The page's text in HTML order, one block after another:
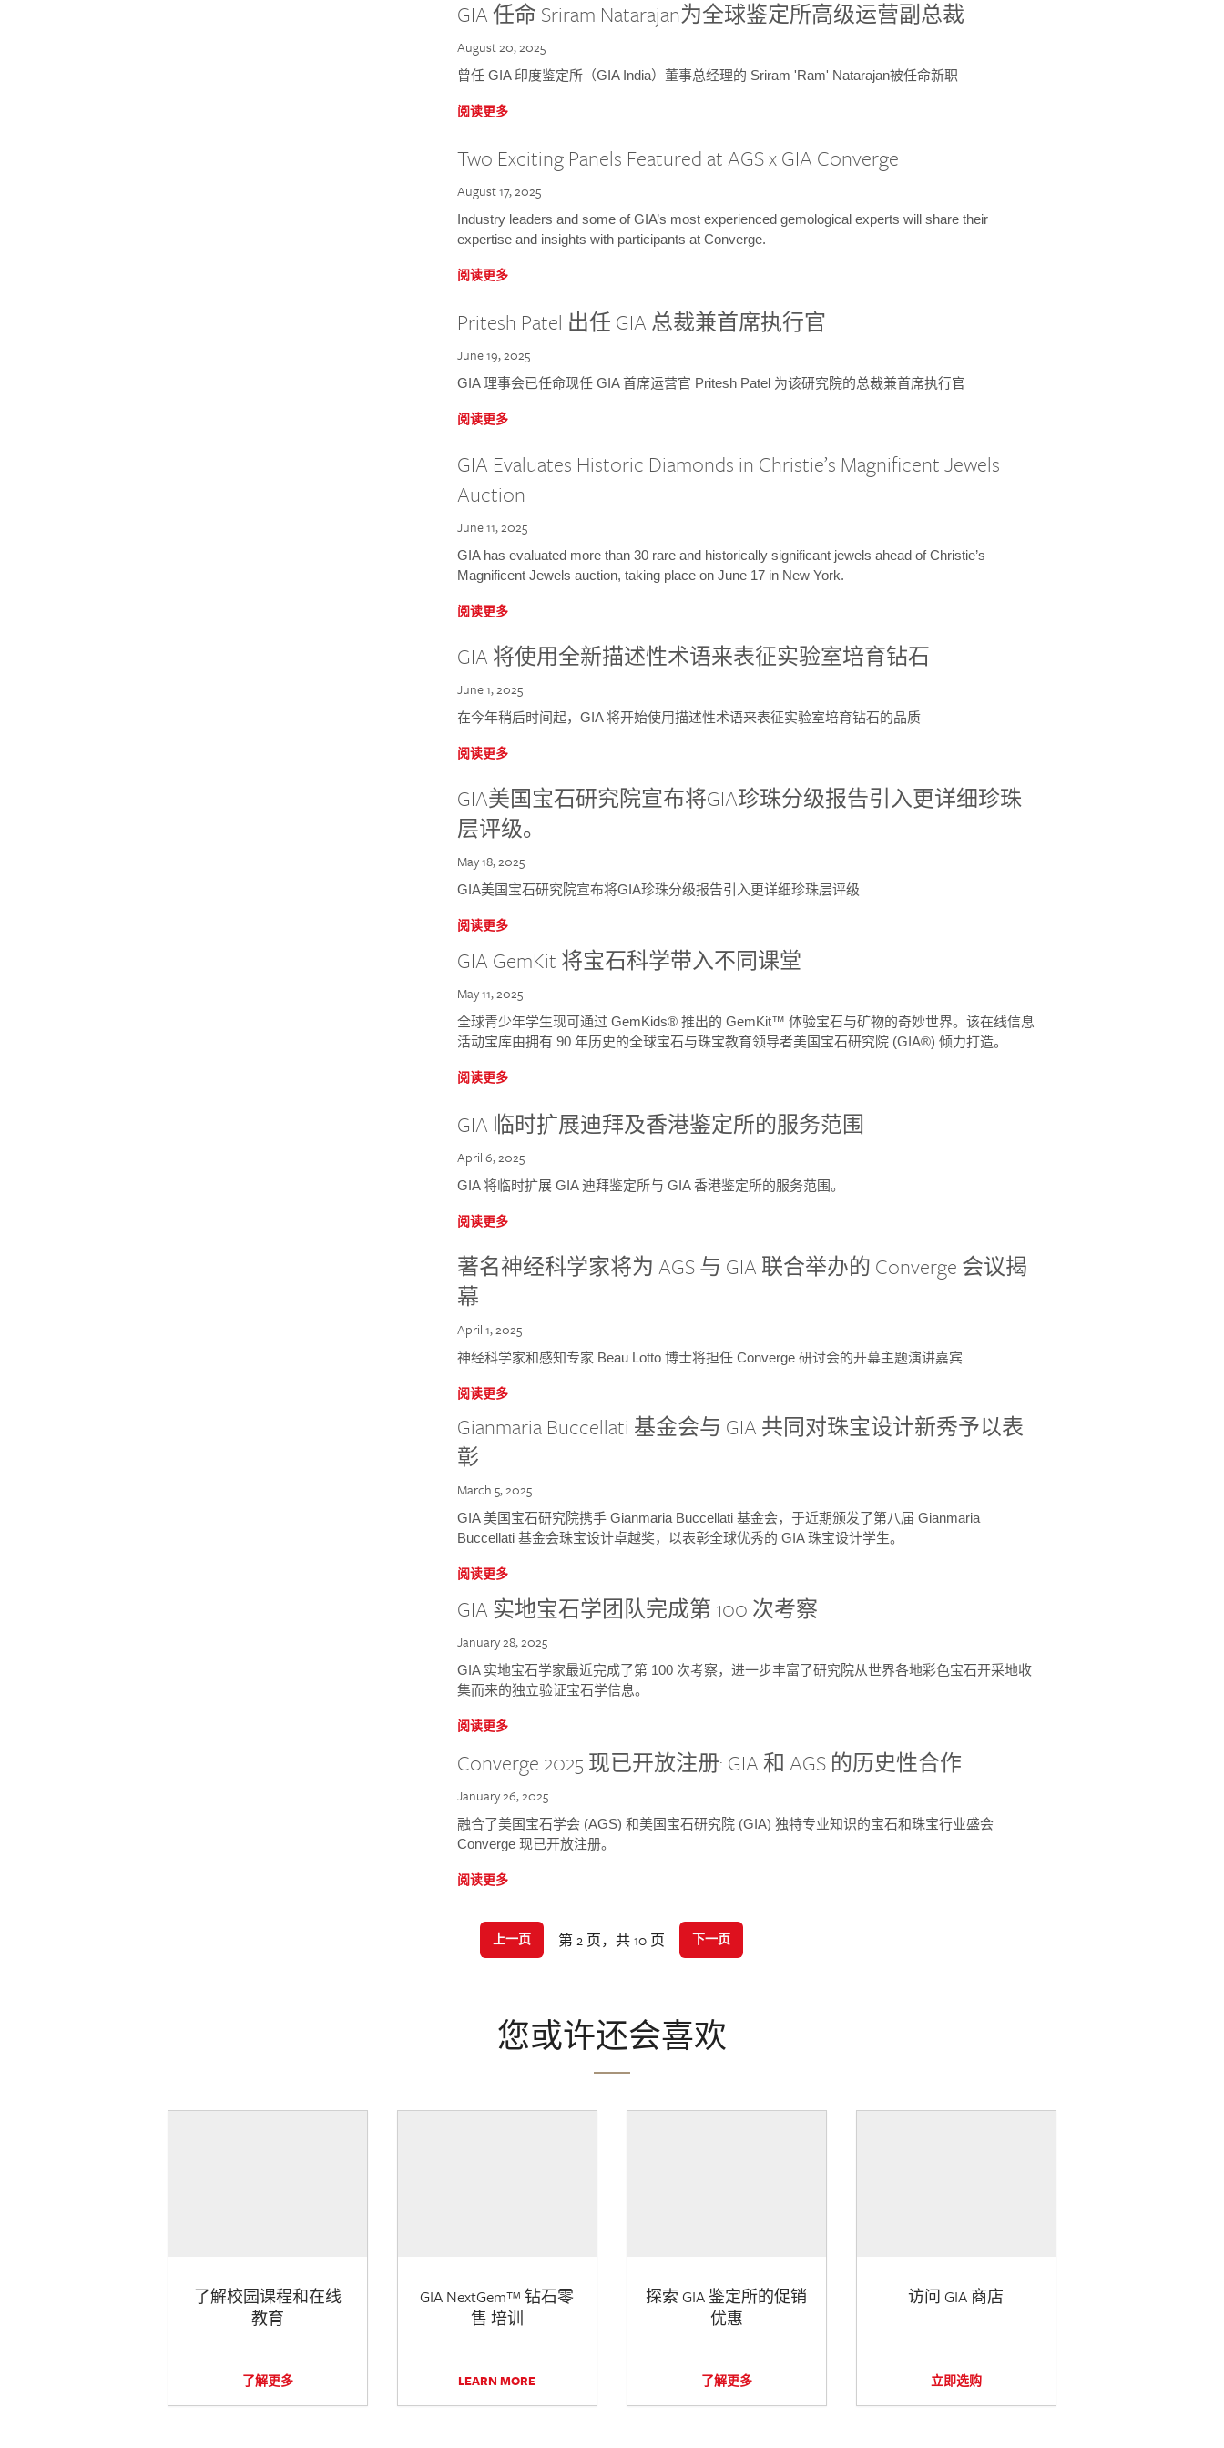
GIA 任命 Sriram Natarajan为全球鉴定所高级运营副总裁
August 20, 2025
曾任 GIA 印度鉴定所（GIA India）董事总经理的 Sriram 'Ram' Natarajan被任命新职
阅读更多
Two Exciting Panels Featured at AGS x GIA Converge
August 17, 2025
Industry leaders and some of GIA’s most experienced gemological experts will share their
expertise and insights with participants at Converge.
阅读更多
Pritesh Patel 出任 GIA 总裁兼首席执行官
June 19, 2025
GIA 理事会已任命现任 GIA 首席运营官 Pritesh Patel 为该研究院的总裁兼首席执行官
阅读更多
GIA Evaluates Historic Diamonds in Christie’s Magnificent Jewels
Auction
June 11, 2025
GIA has evaluated more than 30 rare and historically significant jewels ahead of Christie’s
Magnificent Jewels auction, taking place on June 17 in New York.
阅读更多
GIA 将使用全新描述性术语来表征实验室培育钻石
June 1, 2025
在今年稍后时间起，GIA 将开始使用描述性术语来表征实验室培育钻石的品质
阅读更多
GIA美国宝石研究院宣布将GIA珍珠分级报告引入更详细珍珠
层评级。
May 18, 2025
GIA美国宝石研究院宣布将GIA珍珠分级报告引入更详细珍珠层评级
阅读更多
GIA GemKit 将宝石科学带入不同课堂
May 11, 2025
全球青少年学生现可通过 GemKids® 推出的 GemKit™ 体验宝石与矿物的奇妙世界。该在线信息
活动宝库由拥有 90 年历史的全球宝石与珠宝教育领导者美国宝石研究院 (GIA®) 倾力打造。
阅读更多
GIA 临时扩展迪拜及香港鉴定所的服务范围
April 6, 2025
GIA 将临时扩展 GIA 迪拜鉴定所与 GIA 香港鉴定所的服务范围。
阅读更多
著名神经科学家将为 AGS 与 GIA 联合举办的 Converge 会议揭
幕
April 1, 2025
神经科学家和感知专家 Beau Lotto 博士将担任 Converge 研讨会的开幕主题演讲嘉宾
阅读更多
Gianmaria Buccellati 基金会与 GIA 共同对珠宝设计新秀予以表
彰
March 5, 2025
GIA 美国宝石研究院携手 Gianmaria Buccellati 基金会，于近期颁发了第八届 Gianmaria
Buccellati 基金会珠宝设计卓越奖，以表彰全球优秀的 GIA 珠宝设计学生。
阅读更多
GIA 实地宝石学团队完成第 100 次考察
January 28, 2025
GIA 实地宝石学家最近完成了第 100 次考察，进一步丰富了研究院从世界各地彩色宝石开采地收
集而来的独立验证宝石学信息。
阅读更多
Converge 2025 现已开放注册: GIA 和 AGS 的历史性合作
January 26, 2025
融合了美国宝石学会 (AGS) 和美国宝石研究院 (GIA) 独特专业知识的宝石和珠宝行业盛会
Converge 现已开放注册。
阅读更多
上一页 第 2 页，共 10 页 下一页
您或许还会喜欢
了解校园课程和在线
教育
了解更多
GIA NextGem™ 钻石零
售 培训
LEARN MORE
探索 GIA 鉴定所的促销
优惠
了解更多
访问 GIA 商店
立即选购